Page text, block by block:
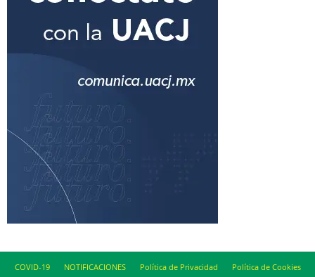
COVID-19 NOTIFICACIONES Política de Privacidad
Política de Cookies